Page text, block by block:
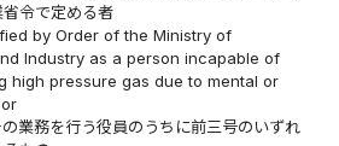
令で定める者
by Order of the Ministry of
Industry as a person incapable of
high pressure gas due to mental or
業務を行う役員のうちに前三号のいずれ